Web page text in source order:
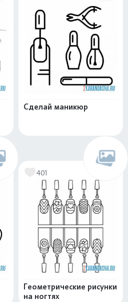
Сделай маникюр
401
Геометрические рисунки
на ногтях